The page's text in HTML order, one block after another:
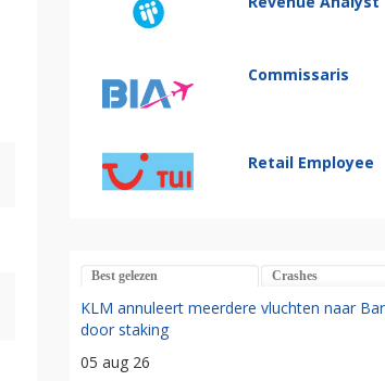
Commissaris
Retail Employee
Best gelezen Crashes
KLM annuleert meerdere vluchten naar
door staking
05 aug 26